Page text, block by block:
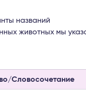
названий
животных мы
Словосочетание